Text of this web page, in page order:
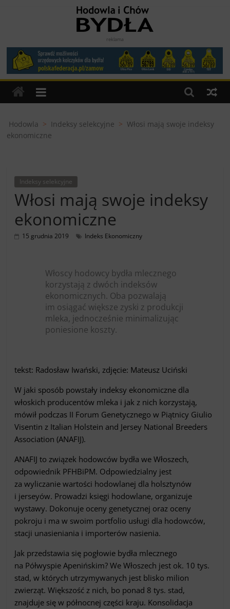
Hodowla
i
Chów
Bydła
Hodowców
Bydła
reklama
Hodowla > Indeksy selekcyjne > Włosi mają swoje indeksy
ekonomiczne
Indeksy selekcyjne
Włosi mają swoje indeksy
ekonomiczne
15 grudnia 2019 Indeks Ekonomiczny
Włoscy hodowcy bydła mlecznego
korzystają z dwóch indeksów
ekonomicznych. Oba pozwalają
im osiągać większe zyski z produkcji
mleka, jednocześnie minimalizując
poniesione koszty.
tekst: Radosław Iwański, zdjęcie: Mateusz Uciński
W jaki sposób powstały indeksy ekonomiczne dla
włoskich producentów mleka i jak z nich korzystają,
mówił podczas II Forum Genetycznego w Piątnicy Giulio
Visentin z Italian Holstein and Jersey National Breeders
Association (ANAFIJ).
ANAFIJ to związek hodowców bydła we Włoszech,
odpowiednik PFHBiPM. Odpowiedzialny jest
za wyliczanie wartości hodowlanej dla holsztynów
i jerseyów. Prowadzi księgi hodowlane, organizuje
wystawy. Dokonuje oceny genetycznej oraz oceny
pokroju i ma w swoim portfolio usługi dla hodowców,
stacji unasieniania i importerów nasienia.
Jak przedstawia się pogłowie bydła mlecznego
na Półwyspie Apenińskim? We Włoszech jest ok. 10 tys.
stad, w których utrzymywanych jest blisko milion
zwierząt. Większość z nich, bo ponad 8 tys. stad,
znajduje się w północnej części kraju. Konsolidacja